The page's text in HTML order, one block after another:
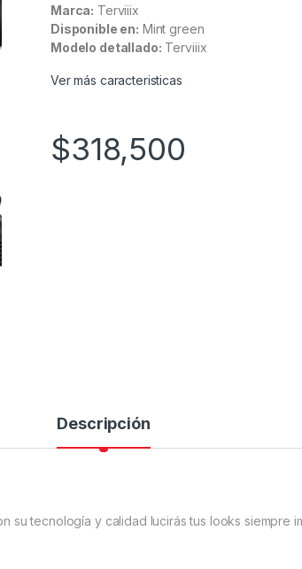
Marca: Terviiix
Disponible en: Mint green
Modelo detallado: Terviiix
Ver más caracteristicas
$318,500
Descripción
su tecnología y calidad lucirás tus looks siempre